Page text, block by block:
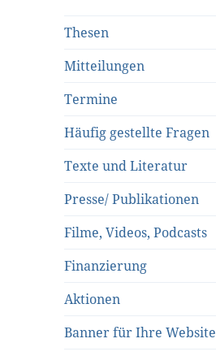
Thesen
Mitteilungen
Termine
Häufig gestellte Fragen
Texte und Literatur
Presse/ Publikationen
Filme, Videos, Podcasts
Finanzierung
Aktionen
Banner für Ihre Website